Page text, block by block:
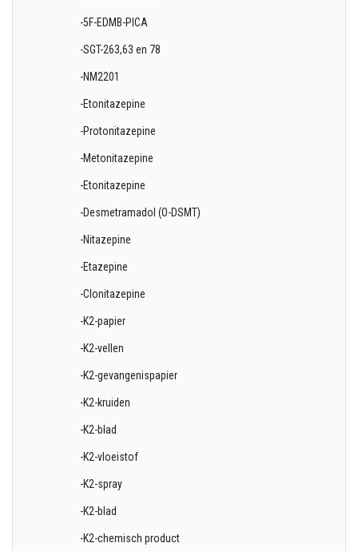
-5F-EDMB-PICA
-SGT-263,63 en 78
-NM2201
-Etonitazepine
-Protonitazepine
-Metonitazepine
-Etonitazepine
-Desmetramadol (O-DSMT)
-Nitazepine
-Etazepine
-Clonitazepine
-K2-papier
-K2-vellen
-K2-gevangenispapier
-K2-kruiden
-K2-blad
-K2-vloeistof
-K2-spray
-K2-blad
-K2-chemisch product